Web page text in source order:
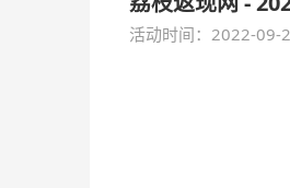
活动时间：2022-09-